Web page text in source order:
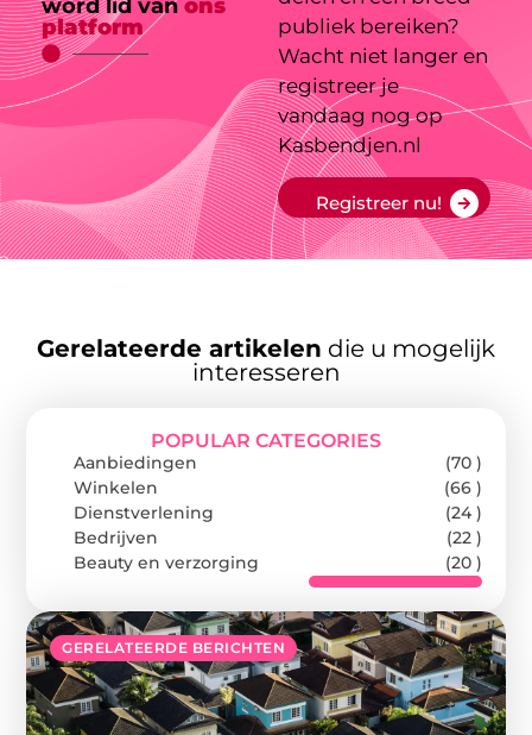
word lid vanons
platform
publiek bereiken?
Wacht niet langer en
registreer je
vandaag nog op
Kasbendjen.nl
Registreer nu!
Gerelateerde artikelen die u mogelijk
interesseren
GERELATEERDE BERICHTEN
POPULAR CATEGORIES
Aanbiedingen
(70 )
Winkelen
(66 )
Dienstverlening
(24 )
Bedrijven
(22 )
Beauty en verzorging
(20 )